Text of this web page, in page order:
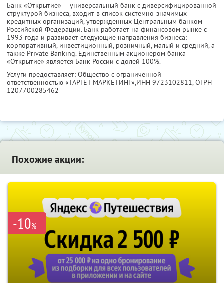
Банк «Открытие» — универсальный банк с диверсифицированной
структурой бизнеса, входит в список системно-значимых
кредитных организаций, утвержденных Центральным банком
Российской Федерации. Банк работает на финансовом рынке с
1993 года и развивает следующие направления бизнеса:
корпоративный, инвестиционный, розничный, малый и средний, а
также Private Banking. Единственным акционером банка
«Открытие» является Банк России с долей 100%.
Услуги предоставляет: Общество с ограниченной
ответственностью «ТАРГЕТ МАРКЕТИНГ»,ИНН 9723102811, ОГРН
1207700285462
Похожие акции:
-10%